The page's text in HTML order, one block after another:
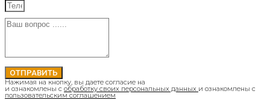
ОТПРАВИТЬ
Нажимая на кнопку, вы даете согласие на
и ознакомлены с обработку своих персональных данных и ознакомлены с
пользовательским соглашением